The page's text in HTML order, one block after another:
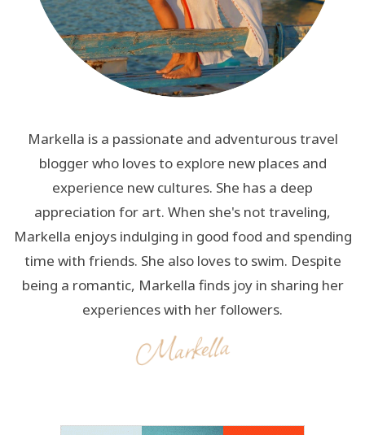
Markella is a passionate and adventurous travel
blogger who loves to explore new places and
experience new cultures. She has a deep
appreciation for art. When she's not traveling,
Markella enjoys indulging in good food and spending
time with friends. She also loves to swim. Despite
being a romantic, Markella finds joy in sharing her
experiences with her followers.